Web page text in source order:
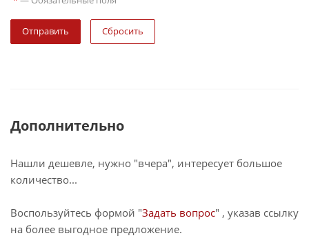
Сбросить
Дополнительно
Нашли дешевле, нужно "вчера", интересует большое
количество...
Воспользуйтесь формой "Задать вопрос" , указав ссылку
на более выгодное предложение.